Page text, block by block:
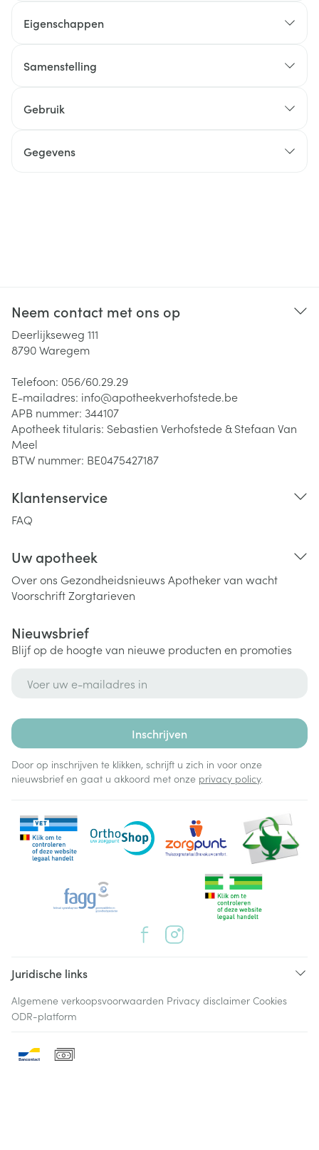
Eigenschappen
Samenstelling
Gebruik
Gegevens
Neem contact met ons op
Deerlijkseweg 111
8790Waregem
Telefoon: 056/60.29.29
E-mailadres: info@apotheekverhofstede.be
APB nummer: 344107
Apotheek titularis: Sebastien Verhofstede & Stefaan Van
Meel
BTW nummer: BE0475427187
Klantenservice
FAQ
Uw apotheek
Over ons Gezondheidsnieuws Apotheker van wacht
VoorschriftZorgtarieven
Nieuwsbrief
Blijf op de hoogte van nieuwe producten en promoties
Inschrijven
Door op inschrijven te klikken, schrijft u zich in voor onze
nieuwsbrief en gaat u akkoord met onze privacy policy.
Juridische links
Algemene verkoopsvoorwaarden Privacy disclaimer Cookies
ODR-platform